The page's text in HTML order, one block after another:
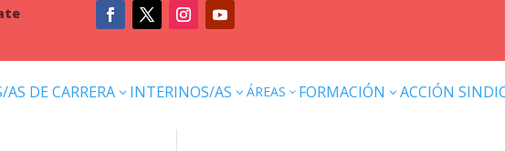
DE CARRERA 3 INTERINOS/AS 3ÁREAS 3 FORMACIÓN 3 ACCIÓN